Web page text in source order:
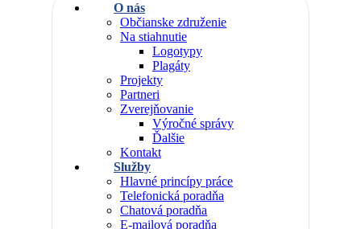
O nás
Občianske združenie
Na stiahnutie
Logotypy
Plagáty
Projekty
Partneri
Zverejňovanie
Výročné správy
Ďalšie
Kontakt
Služby
Hlavné princípy práce
Telefonická poradňa
Chatová poradňa
E-mailová poradňa